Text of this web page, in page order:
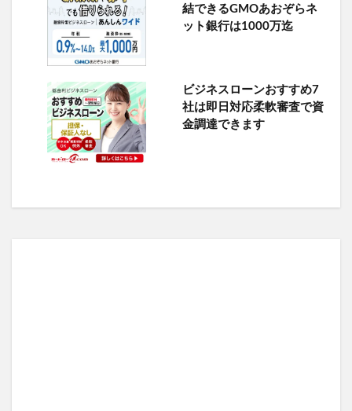
結できるGMOあおぞらネ
ット銀行は1000万迄
ビジネスローンおすすめ7
社は即日対応柔軟審査で資
金調達できます